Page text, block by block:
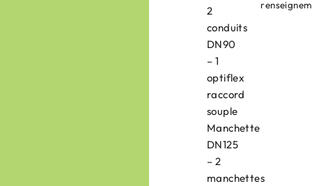
2
conduits
DN90
– 1
optiflex
raccord
souple
Manchette
DN125
– 2
manchettes